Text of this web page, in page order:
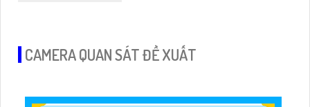
CAMERA QUAN SÁT ĐỀ XUẤT